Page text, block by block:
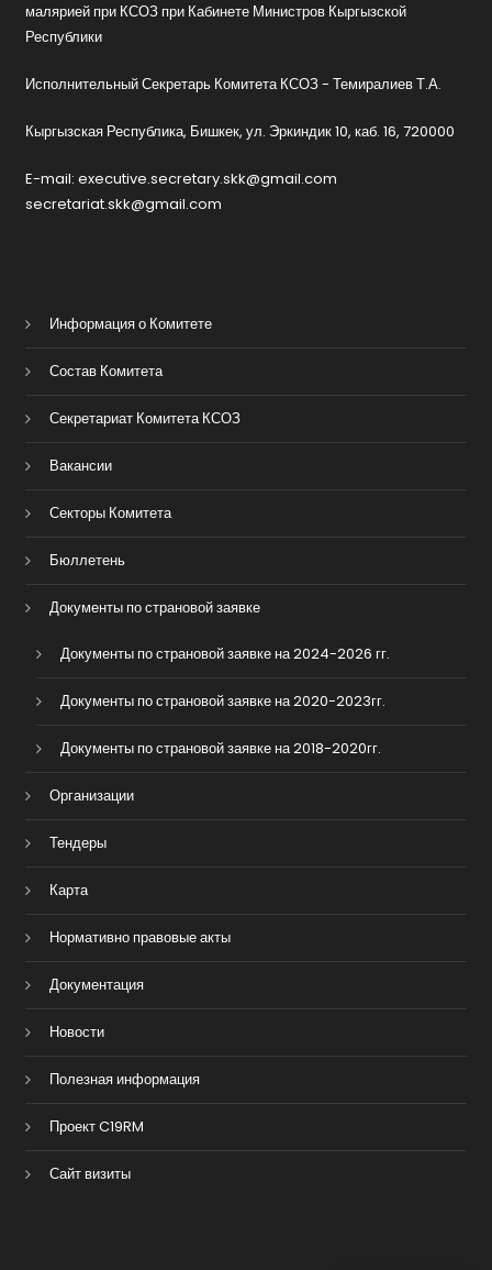
малярией при КСОЗ при Кабинете Министров Кыргызской
Республики
Исполнительный Секретарь Комитета КСОЗ - Темиралиев Т.А.
Кыргызская Республика, Бишкек, ул. Эркиндик 10, каб. 16, 720000
E-mail: executive.secretary.skk@gmail.com
secretariat.skk@gmail.com
Информация о Комитете
Состав Комитета
Секретариат Комитета КСОЗ
Вакансии
Секторы Комитета
Бюллетень
Документы по страновой заявке
Документы по страновой заявке на 2024-2026 гг.
Документы по страновой заявке на 2020-2023гг.
Документы по страновой заявке на 2018-2020гг.
Организации
Тендеры
Карта
Нормативно правовые акты
Документация
Новости
Полезная информация
Проект C19RM
Сайт визиты